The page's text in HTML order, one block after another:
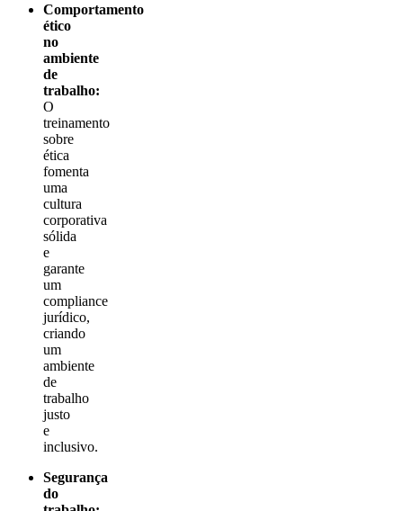
Comportamento
ético
no
ambiente
de
trabalho:
O
treinamento
sobre
ética
fomenta
uma
cultura
corporativa
sólida
e
garante
um
compliance
jurídico,
criando
um
ambiente
de
trabalho
justo
e
inclusivo.
Segurança
do